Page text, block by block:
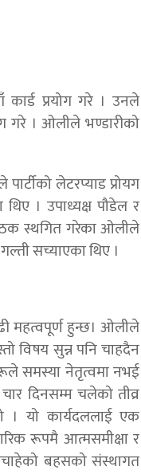
कार्ड प्रयोग गरे । उनले
गरे । ओलीले भण्डारीको
लेटरप्याड प्रोयग
। उपाध्यक्ष पौडेल र
स्थगित गरेका ओलीले
सच्याएका थिए ।
महत्वपूर्ण हुन्छ। ओलीले
विषय सुन्न पनि चाहदैन
समस्या नेतृत्वमा नभई
दिनसम्म चलेको तीव्र
। यो कार्यदललाई एक
रूपमै आत्मसमीक्षा र
बहसको संस्थागत